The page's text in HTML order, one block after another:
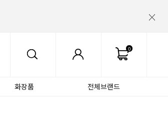
0
화장품 전체브랜드